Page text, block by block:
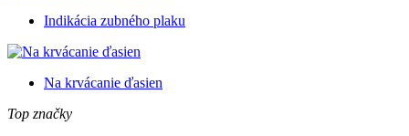
Indikácia zubného plaku
Na krvácanie ďasien
Top značky